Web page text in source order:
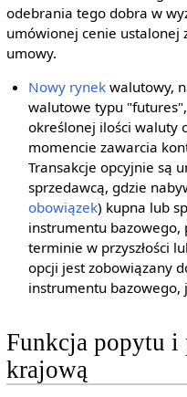
odebrania tego dobra w
umówionej cenie ustalonej
umowy.
Nowy rynek walutowy,
walutowe typu
określonej ilości waluty
momencie zawarcia
Transakcje opcyjnie są
sprzedawcą, gdzie
obowiązek) kupna lub
instrumentu bazowego,
terminie w przyszłości
opcji jest zobowiązany
instrumentu bazowego,
Funkcja popytu i
krajową